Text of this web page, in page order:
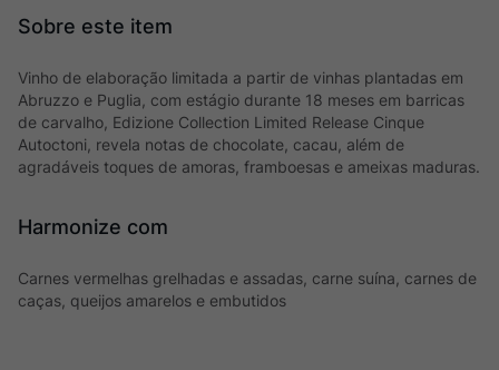
Vinho de elaboração limitada a partir de vinhas plantadas em
Abruzzo e Puglia, com estágio durante 18 meses em barricas
de carvalho, Edizione Collection Limited Release Cinque
Autoctoni, revela notas de chocolate, cacau, além de
agradáveis toques de amoras, framboesas e ameixas maduras.
Harmonize com
Carnes vermelhas grelhadas e assadas, carne suína, carnes de
caças, queijos amarelos e embutidos